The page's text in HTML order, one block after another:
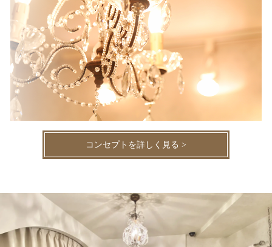
コンセプトを詳しく見る >